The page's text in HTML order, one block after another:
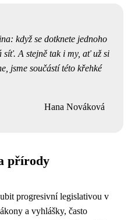
když se dotknete jednoho
síť. A stejně tak i my, ať už si
jsme součástí této křehké
Hana Nováková
přírody
progresivní legislativou v
a vyhlášky, často